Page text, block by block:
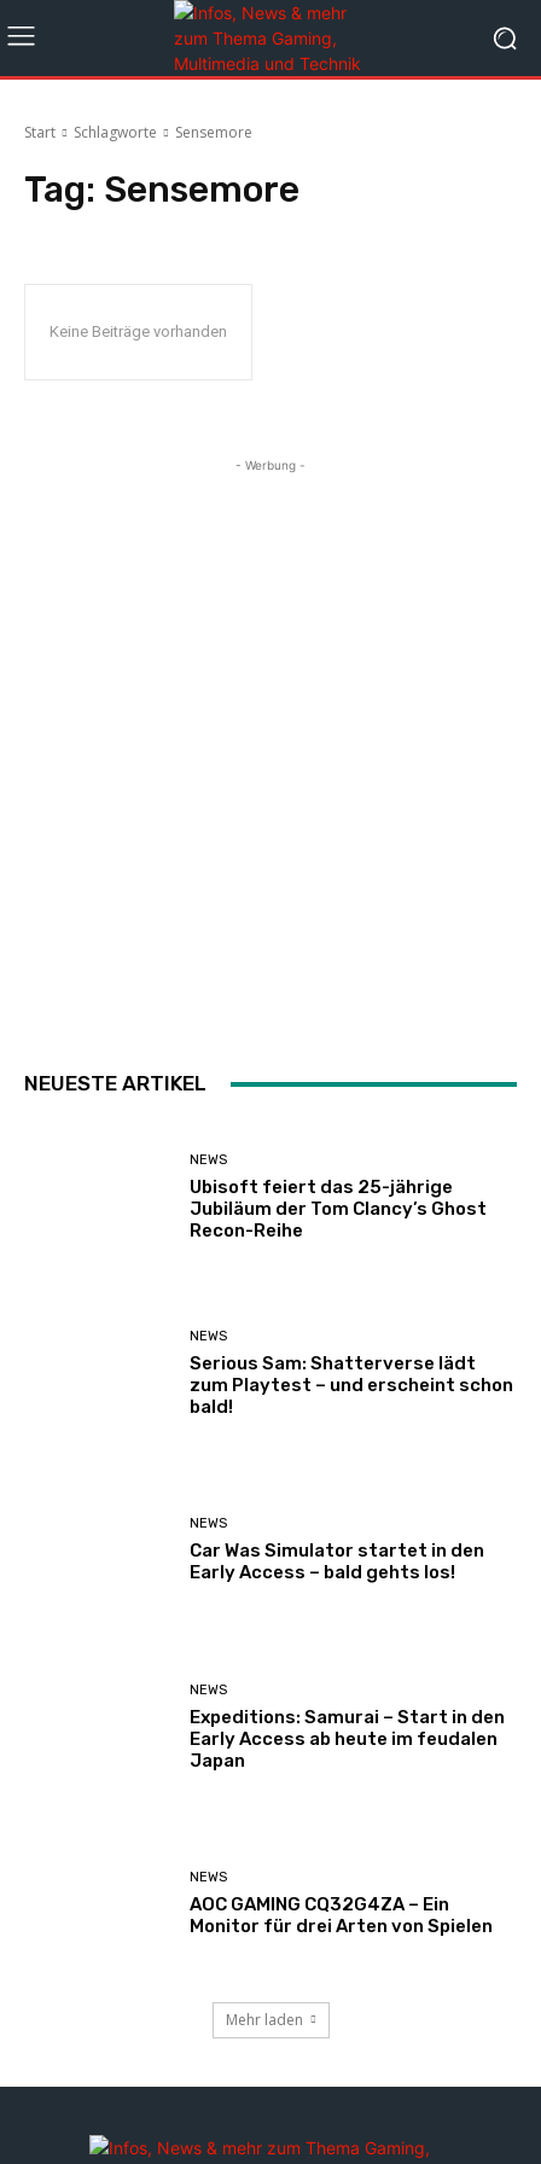
Start Schlagworte Sensemore
Tag: Sensemore
Keine Beiträge vorhanden
- Werbung -
NEUESTE ARTIKEL
NEWS
Ubisoft feiert das 25-jährige
Jubiläum der Tom Clancy’s Ghost
Recon-Reihe
NEWS
Serious Sam: Shatterverse lädt
zum Playtest – und erscheint schon
bald!
NEWS
Car Was Simulator startet in den
Early Access – bald gehts los!
NEWS
Expeditions: Samurai – Start in den
Early Access ab heute im feudalen
Japan
NEWS
AOC GAMING CQ32G4ZA – Ein
Monitor für drei Arten von Spielen
Mehr laden